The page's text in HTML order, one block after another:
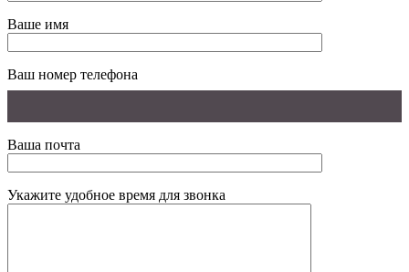
Ваше имя
Ваш номер телефона
Ваша почта
Укажите удобное время для звонка